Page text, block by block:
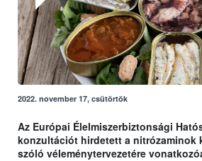
2022. november 17, csütörtök
Az Európai Élelmiszerbiztonsági
konzultációt hirdetett a nitrózaminok
szóló véleménytervezetére